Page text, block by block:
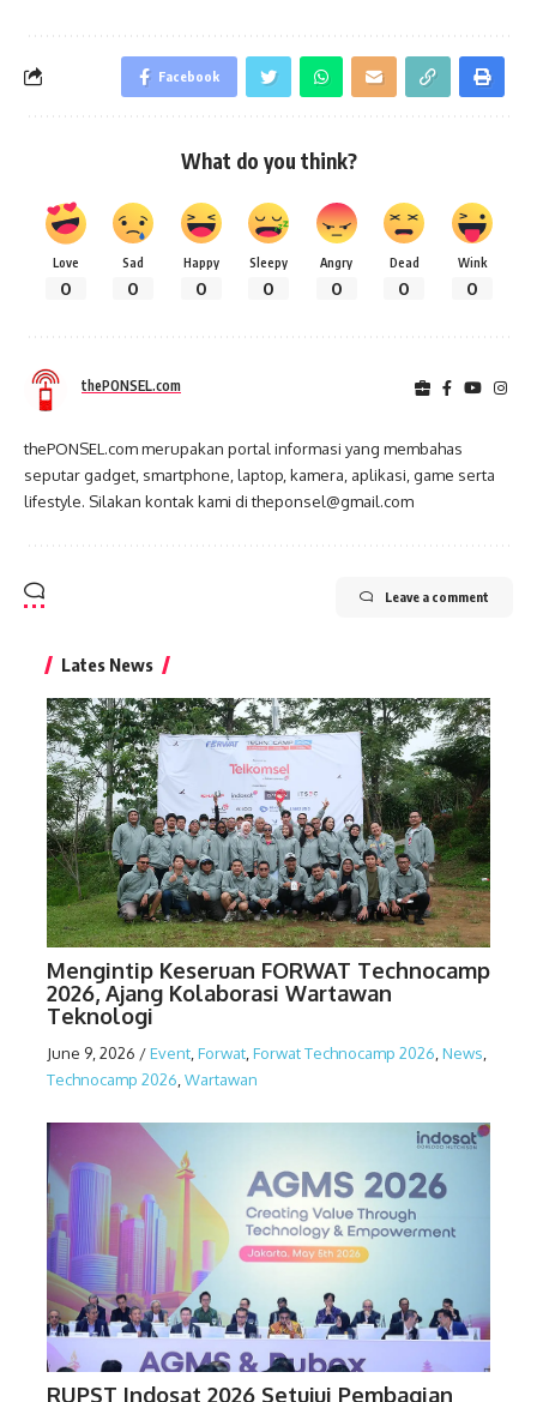
Facebook
What do you think?
Love
0
Sad
0
Happy
0
Sleepy
0
Angry
0
Dead
0
Wink
0
thePONSEL.com
thePONSEL.com merupakan portal informasi yang membahas
seputar gadget, smartphone, laptop, kamera, aplikasi, game serta
lifestyle. Silakan kontak kami di theponsel@gmail.com
Leave a comment
Lates News
Mengintip Keseruan FORWAT Technocamp
2026, Ajang Kolaborasi Wartawan
Teknologi
June 9, 2026 /Event Forwat Forwat Technocamp 2026 News
Technocamp 2026 Wartawan
RUPST Indosat 2026 Setujui Pembagian